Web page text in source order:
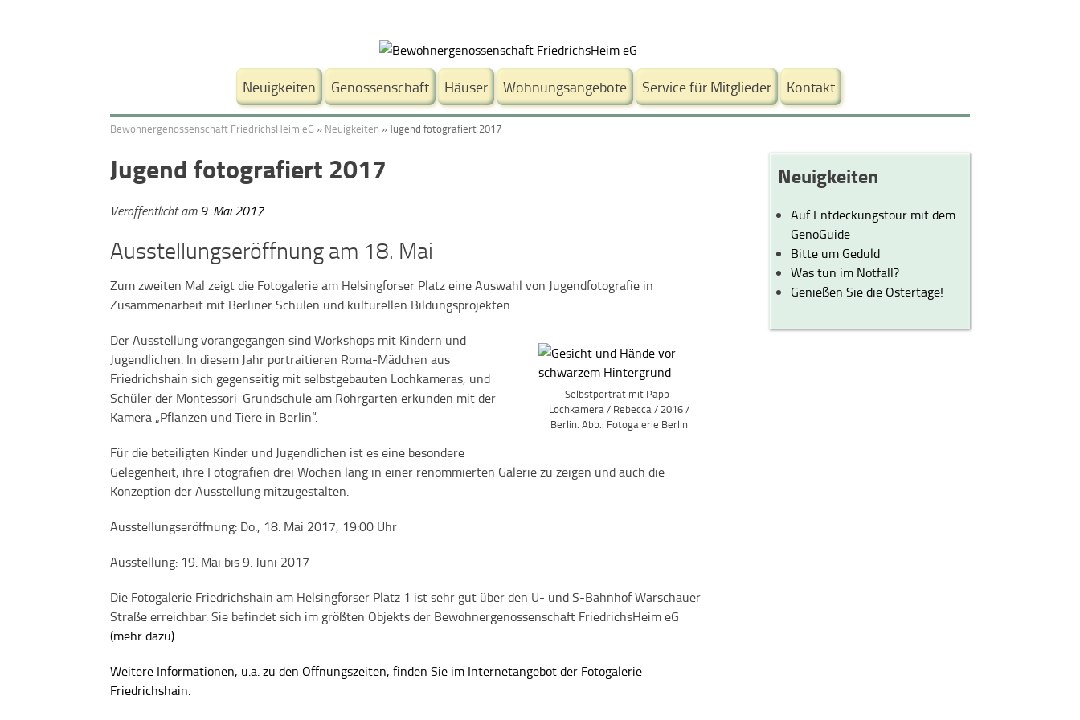
Neuigkeiten Genossenschaft Häuser Wohnungsangebote Service für Mitglieder Kontakt
Bewohnergenossenschaft FriedrichsHeim eG » Neuigkeiten » Jugend fotografiert 2017
Jugend fotografiert 2017
Veröffentlicht am9. Mai 2017
Ausstellungseröffnung am 18. Mai
Zum zweiten Mal zeigt die Fotogalerie am Helsingforser Platz eine Auswahl von Jugendfotografie in
Zusammenarbeit mit Berliner Schulen und kulturellen Bildungsprojekten.
Selbstporträt mit Papp-
Lochkamera / Rebecca / 2016 /
Berlin. Abb.: Fotogalerie Berlin
Der Ausstellung vorangegangen sind Workshops mit Kindern und
Jugendlichen. In diesem Jahr portraitieren Roma-Mädchen aus
Friedrichshain sich gegenseitig mit selbstgebauten Lochkameras, und
Schüler der Montessori-Grundschule am Rohrgarten erkunden mit der
Kamera „Pflanzen und Tiere in Berlin“.
Für die beteiligten Kinder und Jugendlichen ist es eine besondere
Gelegenheit, ihre Fotografien drei Wochen lang in einer renommierten Galerie zu zeigen und auch die
Konzeption der Ausstellung mitzugestalten.
Ausstellungseröffnung: Do., 18. Mai 2017, 19:00 Uhr
Ausstellung: 19. Mai bis 9. Juni 2017
Die Fotogalerie Friedrichshain am Helsingforser Platz 1 ist sehr gut über den U- und S-Bahnhof Warschauer
Straße erreichbar. Sie befindet sich im größten Objekts der Bewohnergenossenschaft FriedrichsHeim eG
(mehr dazu).
Weitere Informationen, u.a. zu den Öffnungszeiten, finden Sie im Internetangebot der Fotogalerie
Friedrichshain.
Neuigkeiten
Auf Entdeckungstour mit dem
GenoGuide
Bitte um Geduld
Was tun im Notfall?
Genießen Sie die Ostertage!